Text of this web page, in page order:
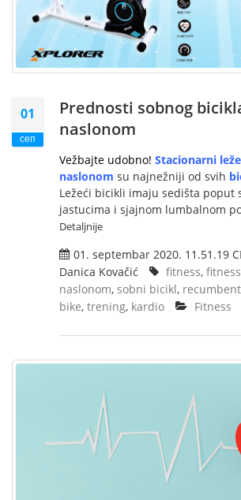
01
сеп
Prednosti sobnog
naslonom
Vežbajte udobno! Stacionarni
naslonom su najnežniji od svih
Ležeći bicikli imaju sedišta poput
jastucima i sjajnom lumbalnom
Detaljnije
01. septembar 2020. 11.51.19
Danica Kovačić
fitness, fitness
naslonom, sobni bicikl,
bike, trening, kardio Fitness